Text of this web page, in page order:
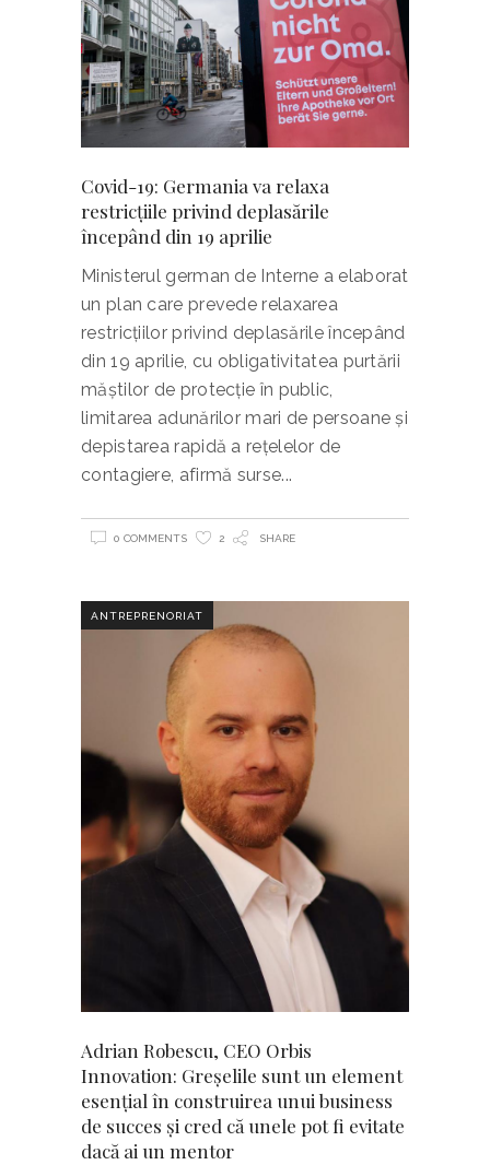
Covid-19: Germania va relaxa
restricţiile privind deplasările
începând din 19 aprilie
Ministerul german de Interne a elaborat
un plan care prevede relaxarea
restricţiilor privind deplasările începând
din 19 aprilie, cu obligativitatea purtării
măştilor de protecţie în public,
limitarea adunărilor mari de persoane şi
depistarea rapidă a reţelelor de
contagiere, afirmă surse
0 COMMENTS 2 SHARE
ANTREPRENORIAT
Adrian Robescu, CEO Orbis
Innovation: Greșelile sunt un element
esențial în construirea unui business
de succes și cred că unele pot fi evitate
dacă ai un mentor